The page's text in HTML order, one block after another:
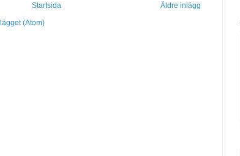
Äldre inlägg
Startsida
(Atom)